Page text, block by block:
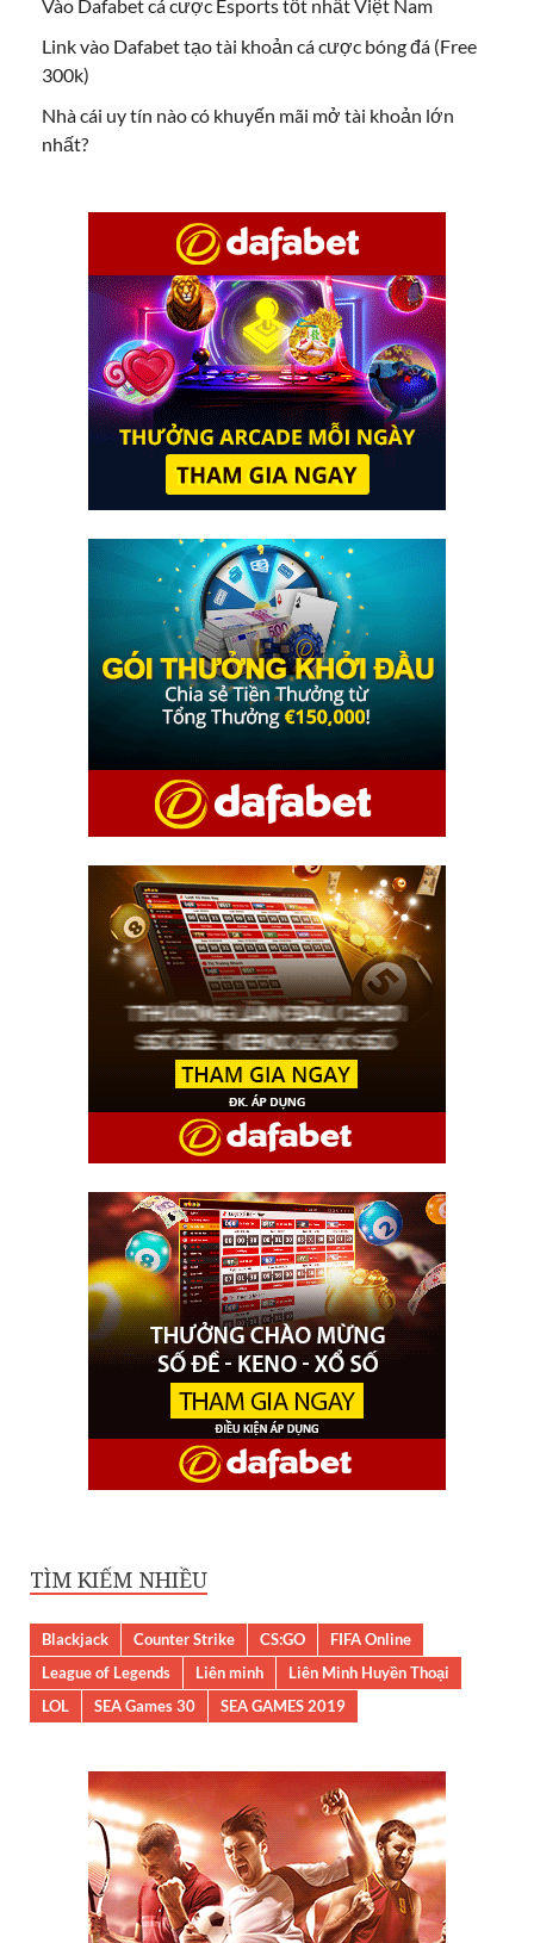
Vào Dafabet cá cược Esports tốt nhất Việt Nam
Link vào Dafabet tạo tài khoản cá cược bóng đá (Free
300k)
Nhà cái uy tín nào có khuyến mãi mở tài khoản lớn
nhất?
TÌM KIẾM NHIỀU
Blackjack Counter Strike CS:GO
FIFA Online
League of Legends
Liên minh
Liên Minh Huyền Thoại
LOL
SEA Games 30 SEA GAMES 2019